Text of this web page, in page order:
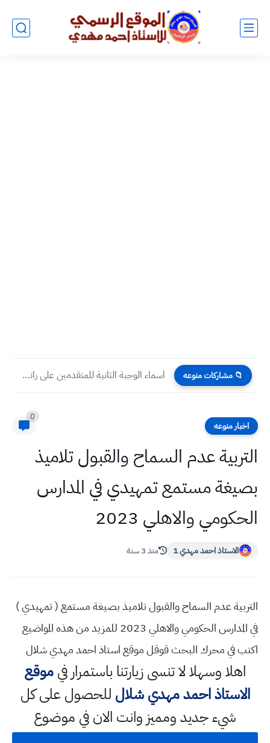
📁 مشاركات منوعه اسماء الوجبة الثانية للمتقدمين على راتب الرعاية الاجتماعية ٢٠٢٣
اخبار منوعه
0
التربية عدم السماح والقبول تلاميذ
بصيغة مستمع تمهيدي في المدارس
الحكومي والاهلي 2023
الاستاذ احمد مهدي 1 منذ 3 سنة
التربية عدم السماح والقبول تلاميذ بصيغة مستمع ( تمهيدي )
في المدارس الحكومي والاهلي 2023 للمزيد من هذه المواضيع
اكتب في محرك البحث قوقل موقع استاذ احمد مهدي شلال
اهلا وسهلالا تنسى زيارتنا باستمرار فيموقع
الاستاذ احمد مهدي شلال للحصول على كل
شيء جديد ومميز وانت الان في موضوع